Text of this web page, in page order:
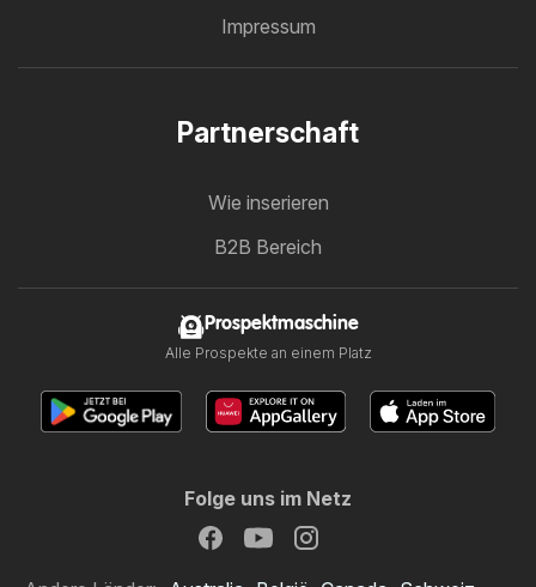
Impressum
Partnerschaft
Wie inserieren
B2B Bereich
Prospektmaschine
Alle Prospekte an einem Platz
Folge uns im Netz